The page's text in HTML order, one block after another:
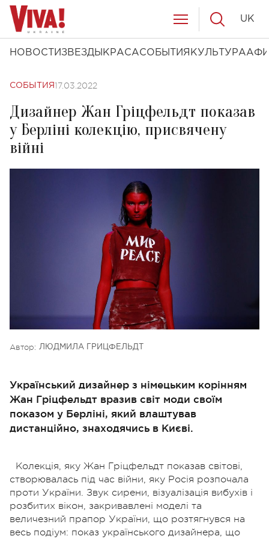
НОВОСТИ ЗВЕЗДЫ КРАСАСОБЫТИЯ КУЛЬТУРА
UK
СОБЫТИЯ 17.03.2022
Дизайнер Жан Гріцфельдт показав
у Берліні колекцію, присвячену
війні
Автор: ЛЮДМИЛА ГРИЦФЕЛЬДТ
Український дизайнер з німецьким корінням
Жан Гріцфельдт вразив світ моди своїм
показом у Берліні, який влаштував
дистанційно, знаходячись в Києві.
Колекція, яку Жан Гріцфельдт показав світові,
створювалась під час війни, яку Росія розпочала
проти України. Звук сирени, візуалізація вибухів і
розбитих вікон, закривавлені моделі та
величезний прапор України, що розтягнувся на
весь подіум: показ українського дизайнера, що